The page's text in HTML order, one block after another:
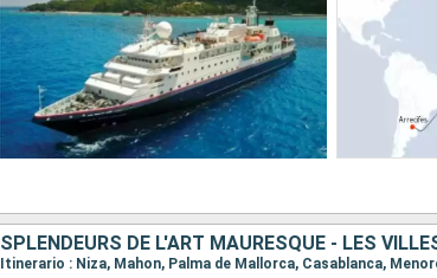
SPLENDEURS DE L'ART MAURESQUE - LES
Itinerario : Niza, Mahon, Palma de Mallorca, Casablanca,